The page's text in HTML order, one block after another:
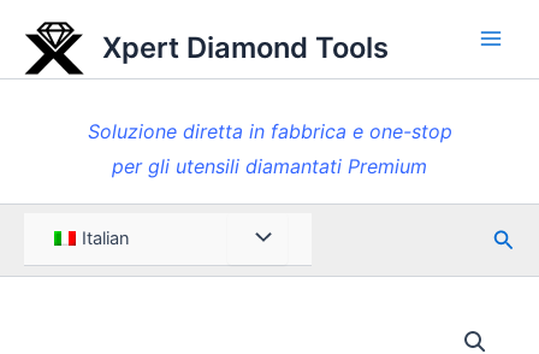
contenuto
Xpert Diamond Tools
Soluzione diretta in fabbrica e one-stop
per gli utensili diamantati Premium
Italian Menu